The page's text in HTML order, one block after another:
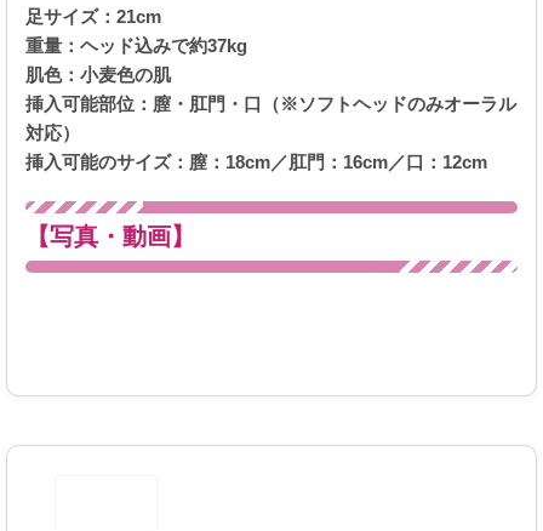
足サイズ：21cm
重量：ヘッド込みで約37kg
肌色：小麦色の肌
挿入可能部位：膣・肛門・口（※ソフトヘッドのみオーラル
対応）
挿入可能のサイズ：膣：18cm／肛門：16cm／口：12cm
【写真・動画】